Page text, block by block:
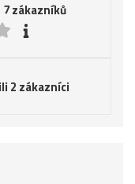
7zákazníků
2 zákazníci